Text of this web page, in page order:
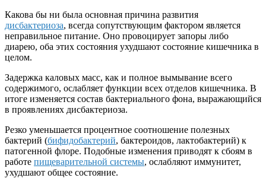
Какова бы ни была основная причина развития
дисбактериоза, всегда сопутствующим фактором является
неправильное питание. Оно провоцирует запоры либо
диарею, оба этих состояния ухудшают состояние кишечника в
целом.
Задержка каловых масс, как и полное вымывание всего
содержимого, ослабляет функции всех отделов кишечника. В
итоге изменяется состав бактериального фона, выражающийся
в проявлениях дисбактериоза.
Резко уменьшается процентное соотношение полезных
бактерий (бифидобактерий, бактероидов, лактобактерий) к
патогенной флоре. Подобные изменения приводят к сбоям в
работе пищеварительной системы, ослабляют иммунитет,
ухудшают общее состояние.